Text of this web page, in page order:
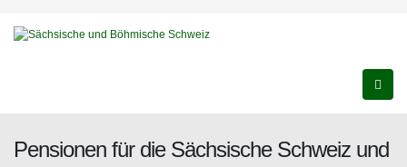
Pensionen für die Sächsische Schweiz und